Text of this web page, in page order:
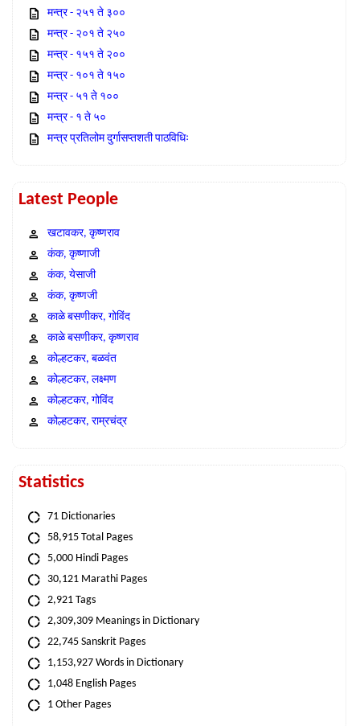
मन्त्र - २५१ ते ३००
मन्त्र - २०१ ते २५०
मन्त्र - १५१ ते २००
मन्त्र - १०१ ते १५०
मन्त्र - ५१ ते १००
मन्त्र - १ ते ५०
मन्त्र प्रतिलोम दुर्गासप्तशती पाठविधिः
Latest People
खटावकर, कृष्णराव
कंक, कृष्णाजी
कंक, येसाजी
कंक, कृष्णजी
काळे बसणीकर, गोविंद
काळे बसणीकर, कृष्णराव
कोल्हटकर, बळवंत
कोल्हटकर, लक्ष्मण
कोल्हटकर, गोविंद
कोल्हटकर, राम्रचंद्र
Statistics
71 Dictionaries
58,915 Total Pages
5,000 Hindi Pages
30,121 Marathi Pages
2,921 Tags
2,309,309 Meanings in Dictionary
22,745 Sanskrit Pages
1,153,927 Words in Dictionary
1,048 English Pages
1 Other Pages